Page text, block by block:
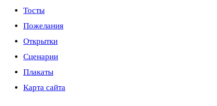
Тосты
Пожелания
Открытки
Сценарии
Плакаты
Карта сайта